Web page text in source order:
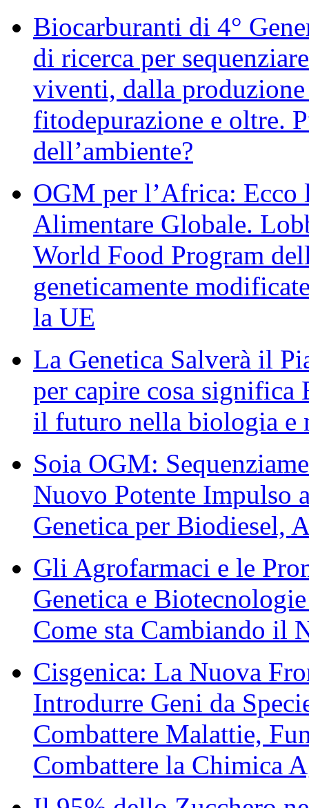
Biocarburanti di 4°
di ricerca per
viventi, dalla
fitodepurazione e oltre.
dell’ambiente?
OGM per l’Africa: Ecco
Alimentare Globale.
World Food Program
geneticamente
la UE
La Genetica Salverà il
per capire cosa significa
il futuro nella biologia e
Soia OGM:
Nuovo Potente Impulso
Genetica per Biodiesel,
Gli Agrofarmaci e le
Genetica e
Come sta Cambiando il
Cisgenica: La Nuova
Introdurre Geni da
Combattere Malattie,
Combattere la Chimica